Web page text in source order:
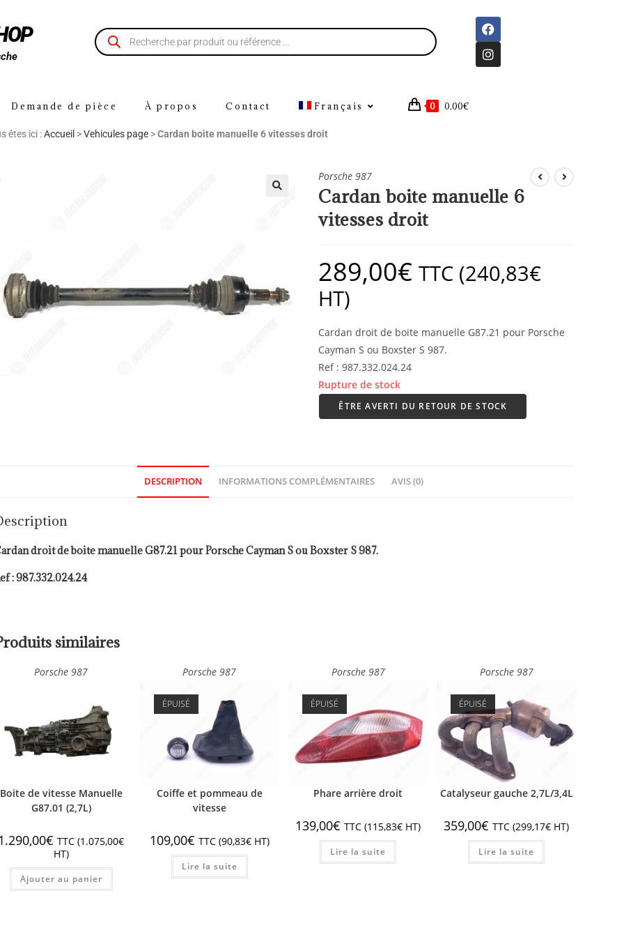
Demande de pièce À propos Contact Français 0 0,00€
êtes ici :Accueil >Vehicules page >Cardan boite manuelle 6 vitesses droit
Porsche 987
Cardan boite manuelle 6
vitesses droit
289,00€ TTC (240,83€
HT)
Cardan droit de boite manuelle G87.21 pour Porsche
Cayman S ou Boxster S 987.
Ref : 987.332.024.24
Rupture de stock
ÊTRE AVERTI DU RETOUR DE STOCK
DESCRIPTION INFORMATIONS COMPLÉMENTAIRES AVIS (0)
droit de boite manuelle G87.21 pour Porsche Cayman S ou Boxster S 987.
: 987.332.024.24
similaires
Porsche 987
Boite de vitesse Manuelle
G87.01 (2,7L)
€ TTC (1.075,00€
HT)
Ajouter au panier
Porsche 987
ÉPUISÉ
Coiffe et pommeau de
vitesse
109,00€ TTC (90,83€HT)
Lire la suite
Porsche 987
ÉPUISÉ
Phare arrière droit
139,00€ TTC (115,83€ HT)
Lire la suite
Porsche 987
ÉPUISÉ
Catalyseur gauche 2,7L/3,4L
359,00€ TTC (299,17€ HT)
Lire la suite